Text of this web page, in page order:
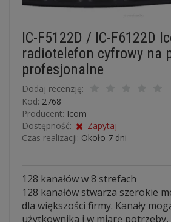
IC-F5122D / IC-F6122D
radiotelefon cyfrowy na
profesjonalne
Dodaj recenzję:
Kod: 2768
Producent: Icom
Dostępność:
Zapytaj
Czas realizacji: Około 7 dni
128 kanałów w 8 strefach
128 kanałów stwarza szerokie
dla większości firmy. Kanały
użytkownika i w miarę